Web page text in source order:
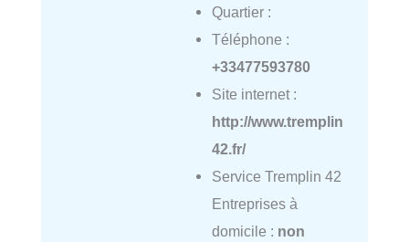
Quartier :
Téléphone :
+33477593780
Site internet :
http://www.tremplin
42.fr/
Service Tremplin 42
Entreprises à
domicile : non